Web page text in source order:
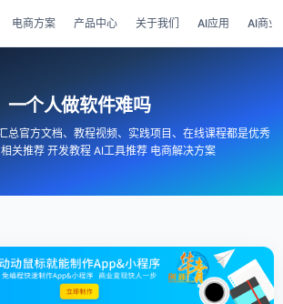
电商方案 产品中心 关于我们 AI应用 AI商业
一个人做软件难吗
总官方文档、教程视频、实践项目、在线课程都是优秀
关推荐 开发教程 AI工具推荐 电商解决方案